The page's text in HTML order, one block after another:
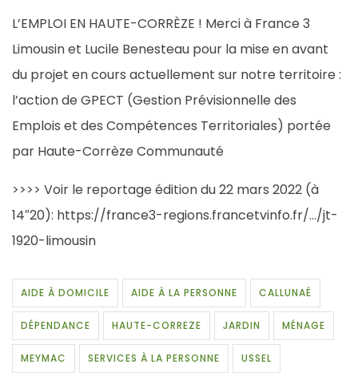
L’EMPLOI EN HAUTE-CORRÈZE ! Merci à France 3
Limousinet Lucile Benesteau pour la mise en avant
du projet en cours actuellement sur notre territoire :
l’action de GPECT (Gestion Prévisionnelle des
Emplois et des Compétences Territoriales) portée
par Haute-Corrèze Communauté
>>>> Voir le reportage édition du 22 mars 2022 (à
14″20): https://france3-regions.francetvinfo.fr/…/jt-
1920-limousin
AIDE À DOMICILE AIDE À LA PERSONNE CALLUNAÉ
DÉPENDANCE HAUTE-CORREZE JARDIN MÉNAGE
MEYMAC SERVICES À LA PERSONNE USSEL